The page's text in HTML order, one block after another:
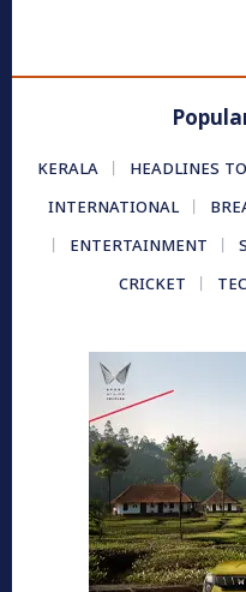
KERALA HEADLINES
INTERNATIONAL
ENTERTAINMENT
CRICKET